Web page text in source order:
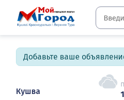
Добавьте ваше
Кушва